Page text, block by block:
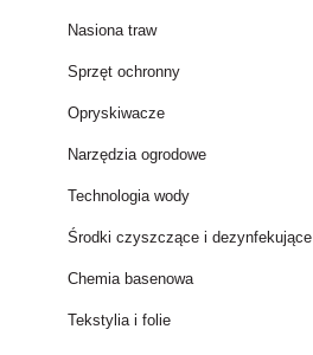
Nasiona traw
Sprzęt ochronny
Opryskiwacze
Narzędzia ogrodowe
Technologia wody
Środki czyszczące i dezynfekujące
Chemia basenowa
Tekstylia i folie